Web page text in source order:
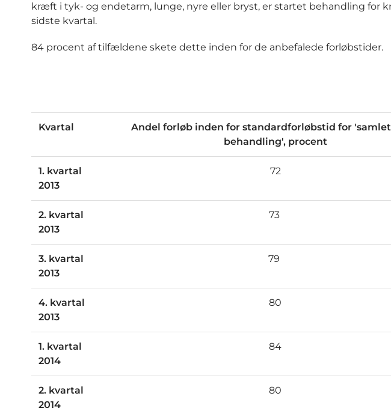
kræft i tyk- og endetarm, lunge, nyre eller bryst, er startet behandling for
sidste kvartal.
84 procent af tilfældene skete dette inden for de anbefalede forløbstider.
Kvartal
Andel forløb inden for standardforløbstid for
behandling', procent
1. kvartal
2013
72
2. kvartal
2013
73
3. kvartal
2013
79
4. kvartal
2013
80
1. kvartal
2014
84
2. kvartal
2014
80